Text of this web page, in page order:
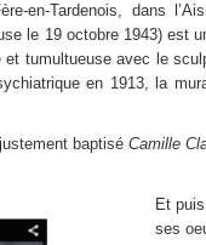
en-Tardenois, dans
le 19 octobre 1943) est
tumultueuse avec le
en 1913, la
baptisé Camille
Et
ses